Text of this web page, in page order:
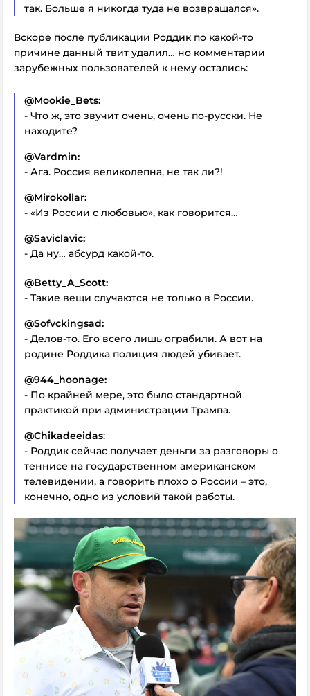
так. Больше я никогда туда не возвращался».
Вскоре после публикации Роддик по какой-то
причине данный твит удалил… но комментарии
зарубежных пользователей к нему остались:
@Mookie Bets:
- Что ж, это звучит очень, очень по-русски. Не
находите?
@Vardmin:
- Ага. Россия великолепна, не так ли?!
@Mirokollar:
- «Из России с любовью», как говорится…
@Saviclavic:
- Да ну… абсурд какой-то.
@Betty A Scott:
- Такие вещи случаются не только в России.
@Sofvckingsad:
- Делов-то. Его всего лишь ограбили. А вот на
родине Роддика полиция людей убивает.
@944_ hoonage:
- По крайней мере, это было стандартной
практикой при администрации Трампа.
@Chikadeeidas:
- Роддик сейчас получает деньги за разговоры о
теннисе на государственном американском
телевидении, а говорить плохо о России – это,
конечно, одно из условий такой работы.